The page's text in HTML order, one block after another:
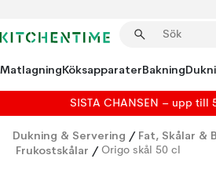
MatlagningKöksapparaterBakning
SISTA CHANSEN – upp till
Dukning & Servering / Fat, Skålar &
Frukostskålar / Origo skål 50 cl